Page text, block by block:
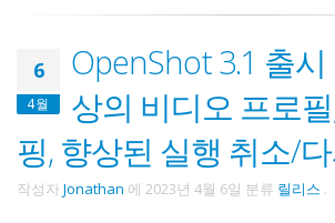
6
4월
OpenShot 3.1 출
상의 비디오 프로
핑, 향상된 실행 취소/
작성자Jonathan 에 2023년 4월 6일 분류 릴리스 .